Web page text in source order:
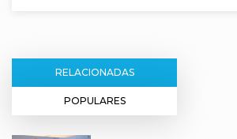
RELACIONADAS
POPULARES